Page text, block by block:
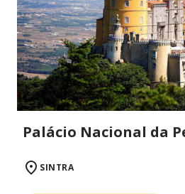
Palácio Nacional da
SINTRA